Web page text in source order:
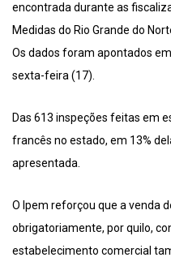
encontrada durante as
Medidas do Rio Grande do
Os dados foram apontados
sexta-feira (17).
Das 613 inspeções feitas em
francês no estado, em 13%
apresentada.
O Ipem reforçou que a venda
obrigatoriamente, por quilo,
estabelecimento comercial